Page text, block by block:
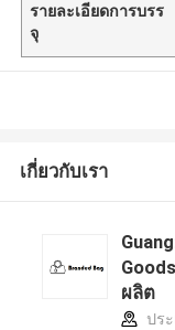
รายละเอียดการบรร
จุ
เกี่ยวกับเรา
ผลิต
ปร